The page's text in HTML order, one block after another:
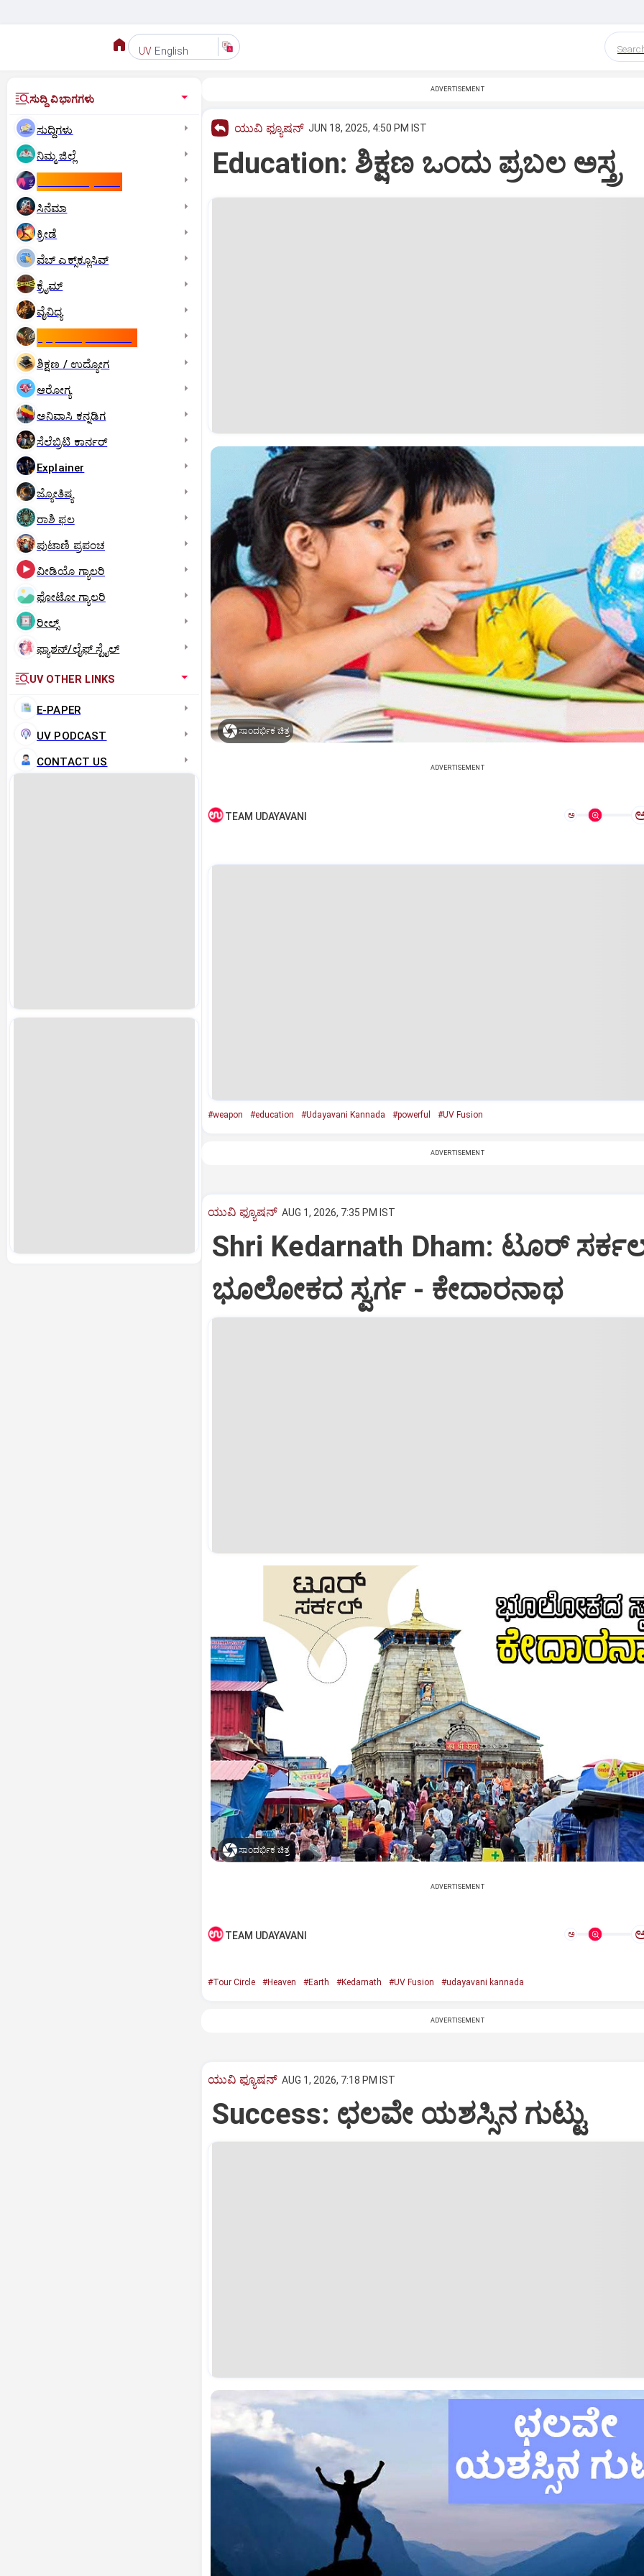
UV English
ಸುದ್ದಿ ವಿಭಾಗಗಳು
ಸುದ್ದಿಗಳು
ನಿಮ್ಮ ಜಿಲ್ಲೆ
ಸಿನೆಮಾ
ಕ್ರೀಡೆ
ವೆಬ್ ಎಕ್ಸ್‌ಕ್ಲೂಸಿವ್
ಕ್ರೈಮ್
ವೈವಿಧ್ಯ
ಶಿಕ್ಷಣ / ಉದ್ಯೋಗ
ಆರೋಗ್ಯ
ಅನಿವಾಸಿ ಕನ್ನಡಿಗ
ಸೆಲೆಬ್ರಿಟಿ ಕಾರ್ನರ್‌
Explainer
ಜ್ಯೋತಿಷ್ಯ
ರಾಶಿ ಫಲ
ಪುಟಾಣಿ ಪ್ರಪಂಚ
ವೀಡಿಯೊ ಗ್ಯಾಲರಿ
ಫೋಟೋ ಗ್ಯಾಲರಿ
ರೀಲ್ಸ್
ಫ್ಯಾಶನ್/ಲೈಫ್‌ ಸ್ಟೈಲ್
UV OTHER LINKS
E-PAPER
UV PODCAST
CONTACT US
ADVERTISEMENT
ಯುವಿ ಫ್ಯೂಷನ್ JUN 18, 2025, 4:50 PM IST
Education: ಶಿಕ್ಷಣ ಒಂದು ಪ್ರಬಲ ಅಸ್ತ್ರ
ಸಾಂದರ್ಭಿಕ ಚಿತ್ರ
ADVERTISEMENT
TEAM UDAYAVANI ಅ
#weapon #education #Udayavani Kannada #powerful #UV Fusion
ADVERTISEMENT
ಯುವಿ ಫ್ಯೂಷನ್ AUG 1, 2026, 7:35 PM IST
Shri Kedarnath Dham: ಟೂರ್‌
ಭೂಲೋಕದ ಸ್ವರ್ಗ - ಕೇದಾರನಾಥ
ಸಾಂದರ್ಭಿಕ ಚಿತ್ರ
ADVERTISEMENT
TEAM UDAYAVANI ಅ
#Tour Circle #Heaven #Earth #Kedarnath #UV Fusion #udayavani kannada
ADVERTISEMENT
ಯುವಿ ಫ್ಯೂಷನ್ AUG 1, 2026, 7:18 PM IST
Success: ಛಲವೇ ಯಶಸ್ಸಿನ ಗುಟ್ಟು